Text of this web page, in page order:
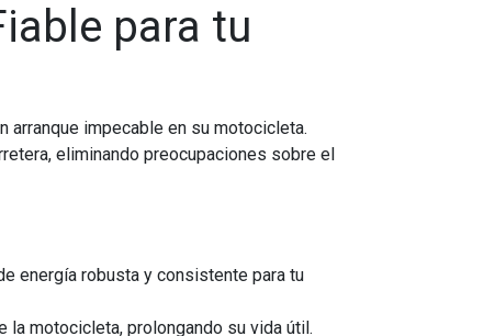
para tu
arranque impecable en su motocicleta.
eliminando preocupaciones sobre el
energía robusta y consistente para tu
motocicleta, prolongando su vida útil.